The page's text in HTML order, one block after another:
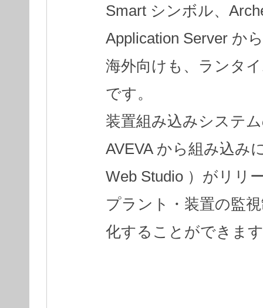
Smart シンボル、
Application Server か
海外向けも、ランタ
です。
装置組み込みシステ
AVEVA から組み込み
Web Studio ）がリリ
プラント・装置の監
化することができま